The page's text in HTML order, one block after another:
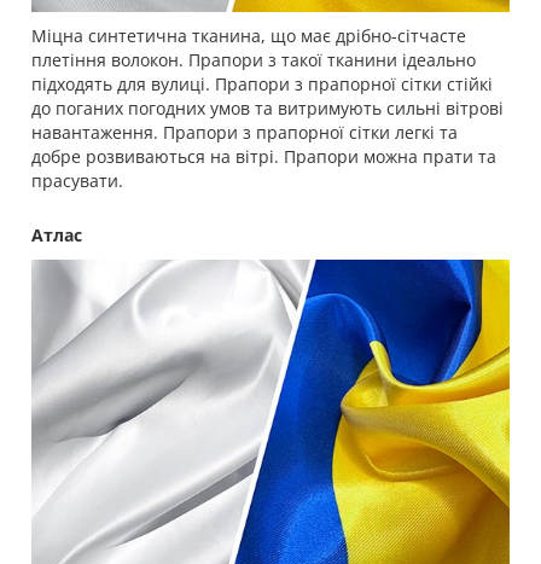
Міцна синтетична тканина, що має дрібно-сітчасте
плетіння волокон. Прапори з такої тканини ідеально
підходять для вулиці. Прапори з прапорної сітки стійкі
до поганих погодних умов та витримують сильні вітрові
навантаження. Прапори з прапорної сітки легкі та
добре розвиваються на вітрі. Прапори можна прати та
прасувати.
Атлас